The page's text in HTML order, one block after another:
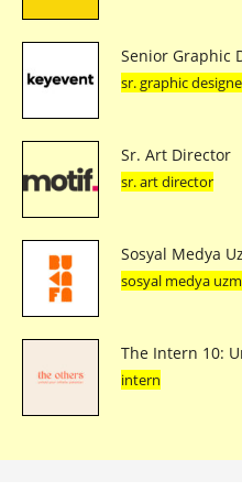
Senior Graphic
sr. graphic
Sr. Art Director
sr. art director
Sosyal Medya
sosyal medya
The Intern 10:
intern